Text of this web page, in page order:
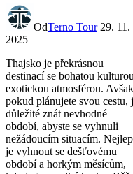
OdTerno Tour 29. 11.
2025
Thajsko je překrásnou
destinací se bohatou
exotickou atmosférou.
pokud plánujete svou cestu,
důležité znát nevhodné
období, abyste se vyhnuli
nežádoucím situacím.
je vyhnout se dešťovému
období a horkým měsícům,